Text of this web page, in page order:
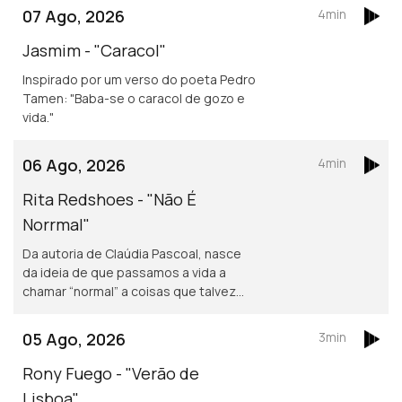
07 Ago, 2026
Jasmim - "Caracol"
Inspirado por um verso do poeta Pedro
Tamen: "Baba-se o caracol de gozo e
vida."
4min
06 Ago, 2026
Rita Redshoes - "Não É
Norrmal"
Da autoria de Claúdia Pascoal, nasce
da ideia de que passamos a vida a
chamar “normal” a coisas que talvez
4min
05 Ago, 2026
Rony Fuego - "Verão de
3min